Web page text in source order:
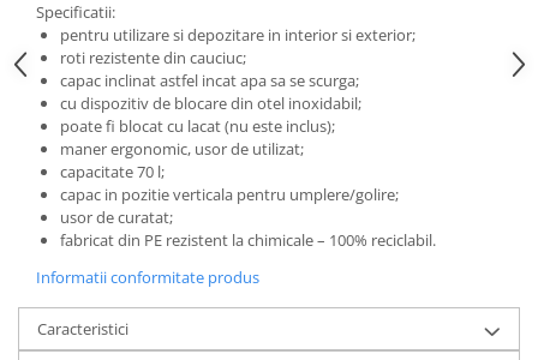
Specificatii:
pentru utilizare si depozitare in interior si exterior;
roti rezistente din cauciuc;
capac inclinat astfel incat apa sa se scurga;
cu dispozitiv de blocare din otel inoxidabil;
poate fi blocat cu lacat (nu este inclus);
maner ergonomic, usor de utilizat;
capacitate 70 l;
capac in pozitie verticala pentru umplere/golire;
usor de curatat;
fabricat din PE rezistent la chimicale – 100% reciclabil.
Informatii conformitate produs
Caracteristici